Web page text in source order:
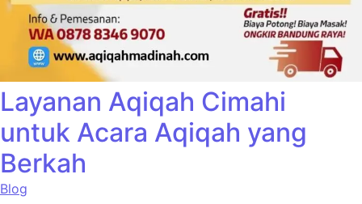
Layanan Aqiqah Cimahi
untuk Acara Aqiqah yang
Berkah
Blog